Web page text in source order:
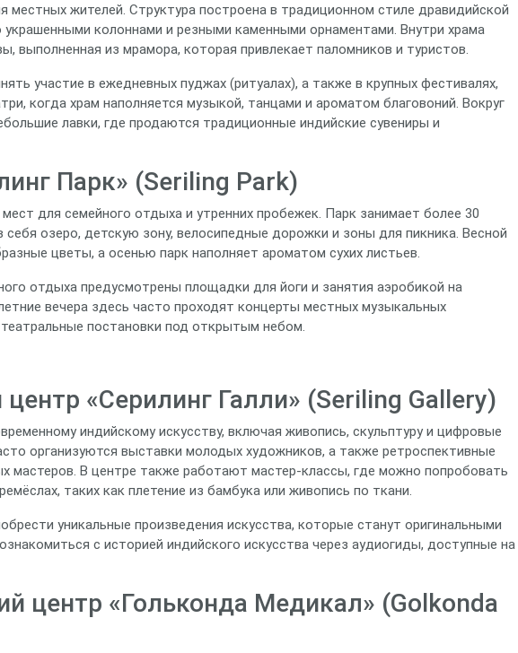
местных жителей. Структура построена в традиционном стиле дравидийской
украшенными колоннами и резными каменными орнаментами. Внутри храма
выполненная из мрамора, которая привлекает паломников и туристов.
участие в ежедневных пуджах (ритуалах), а также в крупных фестивалях,
когда храм наполняется музыкой, танцами и ароматом благовоний. Вокруг
лавки, где продаются традиционные индийские сувениры и
Парк» (Seriling Park)
для семейного отдыха и утренних пробежек. Парк занимает более 30
себя озеро, детскую зону, велосипедные дорожки и зоны для пикника. Весной
цветы, а осенью парк наполняет ароматом сухих листьев.
отдыха предусмотрены площадки для йоги и занятия аэробикой на
вечера здесь часто проходят концерты местных музыкальных
постановки под открытым небом.
«Серилинг Галли» (Seriling Gallery)
индийскому искусству, включая живопись, скульптуру и цифровые
организуются выставки молодых художников, а также ретроспективные
мастеров. В центре также работают мастер‑классы, где можно попробовать
таких как плетение из бамбука или живопись по ткани.
уникальные произведения искусства, которые станут оригинальными
с историей индийского искусства через аудиогиды, доступные на
центр «Гольконда Медикал» (Golkonda